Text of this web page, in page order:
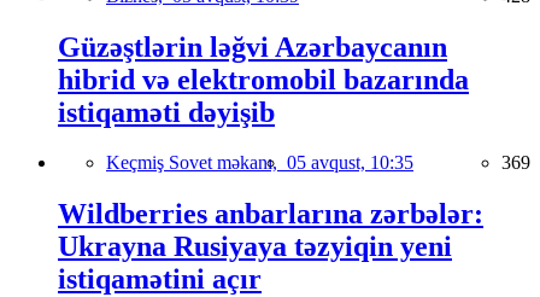
Güzəştlərin ləğvi Azərbaycanın
hibrid və elektromobil bazarında
istiqaməti dəyişib
Keçmiş Sovet məkanı, 05 avqust, 10:35 369
Wildberries anbarlarına zərbələr:
Ukrayna Rusiyaya təzyiqin yeni
istiqamətini açır